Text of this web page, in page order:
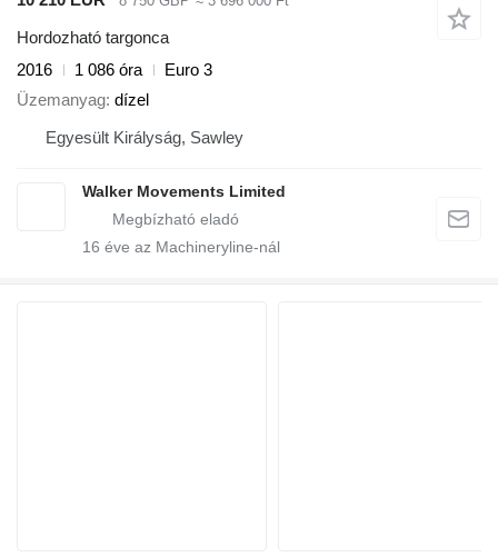
Hordozható targonca
2016
1 086 óra
Euro 3
Üzemanyag dízel
Egyesült Királyság, Sawley
Walker Movements Limited
16 éve az Machineryline-nál